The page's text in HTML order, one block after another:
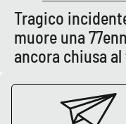
Lacplay.it
Lactv.it
Laconair.it
Tragico
muore una
ancora chiusa